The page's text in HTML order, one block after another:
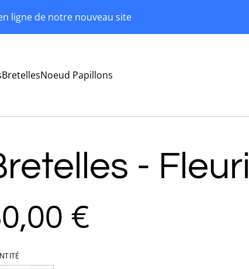
ligne de notre nouveau site
BretellesNoeud Papillons
- Fleuri
€